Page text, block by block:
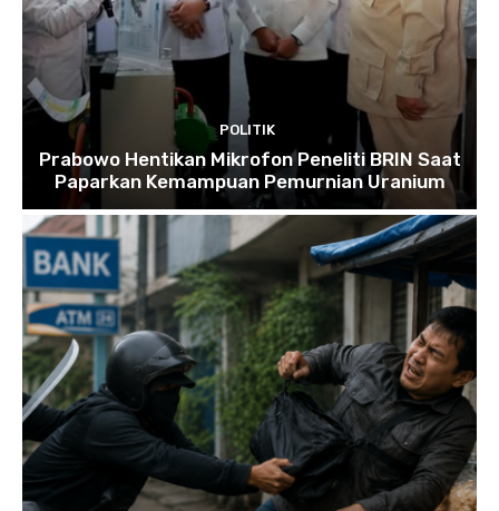
POLITIK
Prabowo Hentikan Mikrofon Peneliti BRIN Saat
Paparkan Kemampuan Pemurnian Uranium